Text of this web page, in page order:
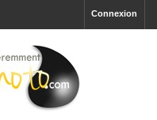
Connexion